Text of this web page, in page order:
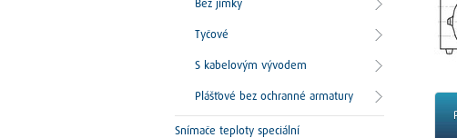
Bez jímky
Tyčové
S kabelovým vývodem
Plášťové bez ochranné armatury
Snímače teploty speciální